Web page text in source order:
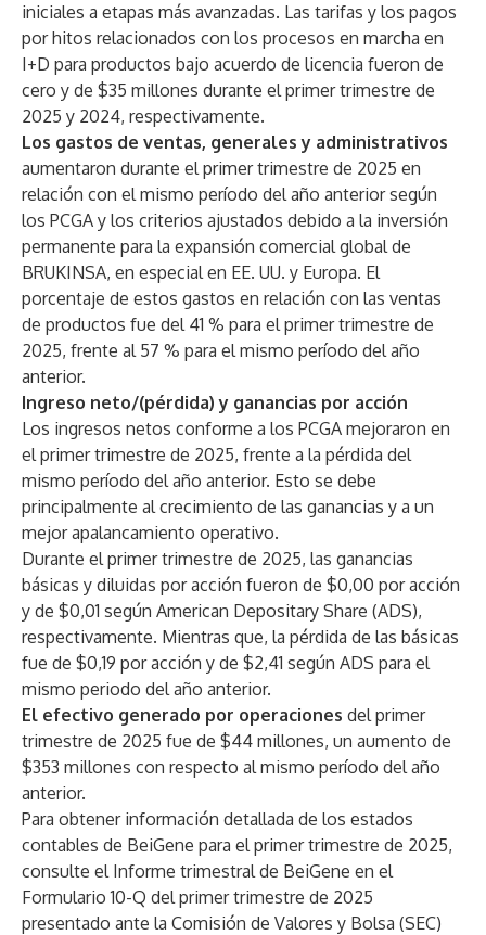
iniciales a etapas más avanzadas. Las tarifas y los pagos
por hitos relacionados con los procesos en marcha en
I+D para productos bajo acuerdo de licencia fueron de
cero y de $35 millones durante el primer trimestre de
2025 y 2024, respectivamente.
Los gastos de ventas, generales y administrativos
aumentaron durante el primer trimestre de 2025 en
relación con el mismo período del año anterior según
los PCGA y los criterios ajustados debido a la inversión
permanente para la expansión comercial global de
BRUKINSA, en especial en EE. UU. y Europa. El
porcentaje de estos gastos en relación con las ventas
de productos fue del 41 % para el primer trimestre de
2025, frente al 57 % para el mismo período del año
anterior.
Ingreso neto/(pérdida) y ganancias por acción
Los ingresos netos conforme a los PCGA mejoraron en
el primer trimestre de 2025, frente a la pérdida del
mismo período del año anterior. Esto se debe
principalmente al crecimiento de las ganancias y a un
mejor apalancamiento operativo.
Durante el primer trimestre de 2025, las ganancias
básicas y diluidas por acción fueron de $0,00 por acción
y de $0,01 según American Depositary Share (ADS),
respectivamente. Mientras que, la pérdida de las básicas
fue de $0,19 por acción y de $2,41 según ADS para el
mismo periodo del año anterior.
El efectivo generado por operaciones del primer
trimestre de 2025 fue de $44 millones, un aumento de
$353 millones con respecto al mismo período del año
anterior.
Para obtener información detallada de los estados
contables de BeiGene para el primer trimestre de 2025,
consulte el Informe trimestral de BeiGene en el
Formulario 10-Q del primer trimestre de 2025
presentado ante la Comisión de Valores y Bolsa (SEC)